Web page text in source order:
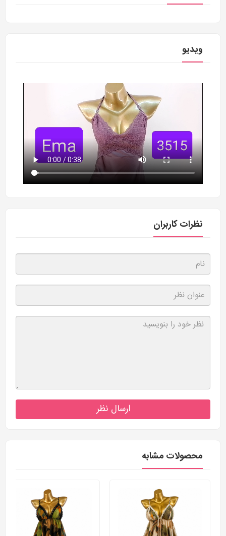
ویدیو
نظرات کاربران
ارسال نظر
محصولات مشابه